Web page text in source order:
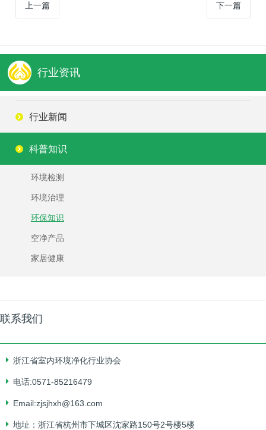
上一篇 下一篇
行业资讯
行业新闻
科普知识
环境检测
环境治理
环保知识
空净产品
家居健康
联系我们
浙江省室内环境净化行业协会
电话:0571-85216479
Email:zjsjhxh@163.com
地址：浙江省杭州市下城区沈家路150号2号楼5楼